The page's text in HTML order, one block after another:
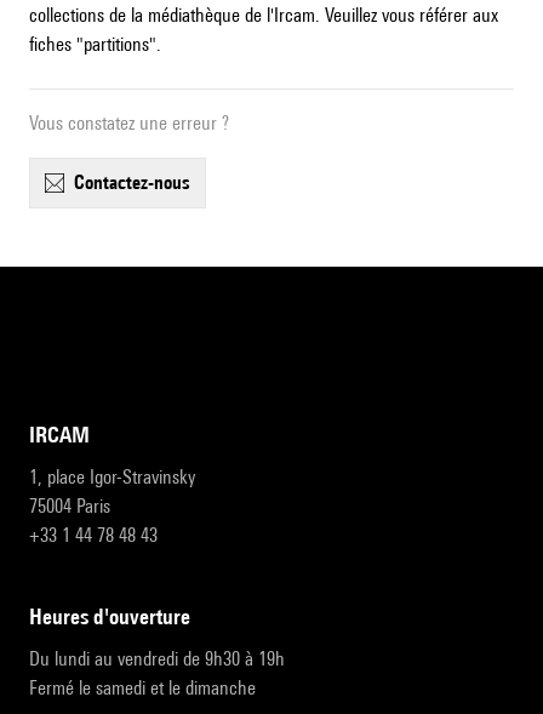
collections de la médiathèque de l'Ircam. Veuillez vous référer aux
fiches "partitions".
Vous constatez une erreur ?
contactez-nous
IRCAM
1, place Igor-Stravinsky
75004 Paris
+33 1 44 78 48 43
heures d'ouverture
Du lundi au vendredi de 9h30 à 19h
Fermé le samedi et le dimanche